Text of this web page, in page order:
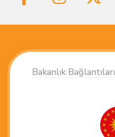
Bakanlık Bağlantıları